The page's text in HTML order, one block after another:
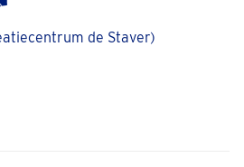
de Staver)